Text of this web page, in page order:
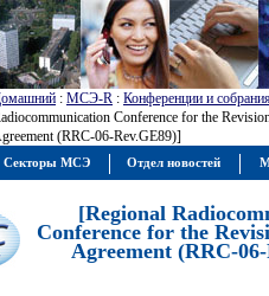
: МСЭ-R : Конференции и
Conference for the
(RRC-06-Rev.GE89)]
[Regional
Conference for the
Agreement (RRC-
Секторы МСЭ Отдел новостей